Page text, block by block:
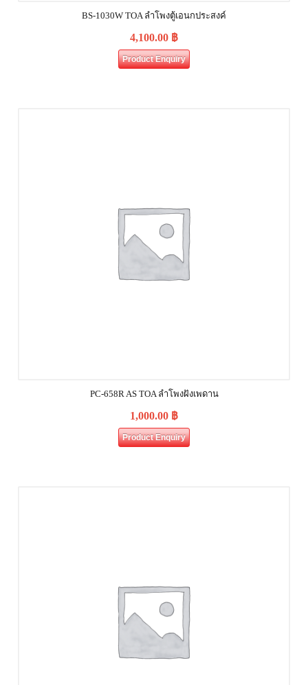
BS-1030W TOA ลำโพงตู้เอนกประสงค์
4,100.00 ฿
Product Enquiry
PC-658R AS TOA ลำโพงฝังเพดาน
1,000.00 ฿
Product Enquiry